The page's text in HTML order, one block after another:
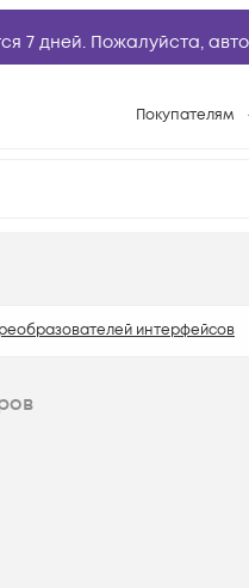
7 дней. Пожалуйста,
Покупателям
Техническая
интерфейсов